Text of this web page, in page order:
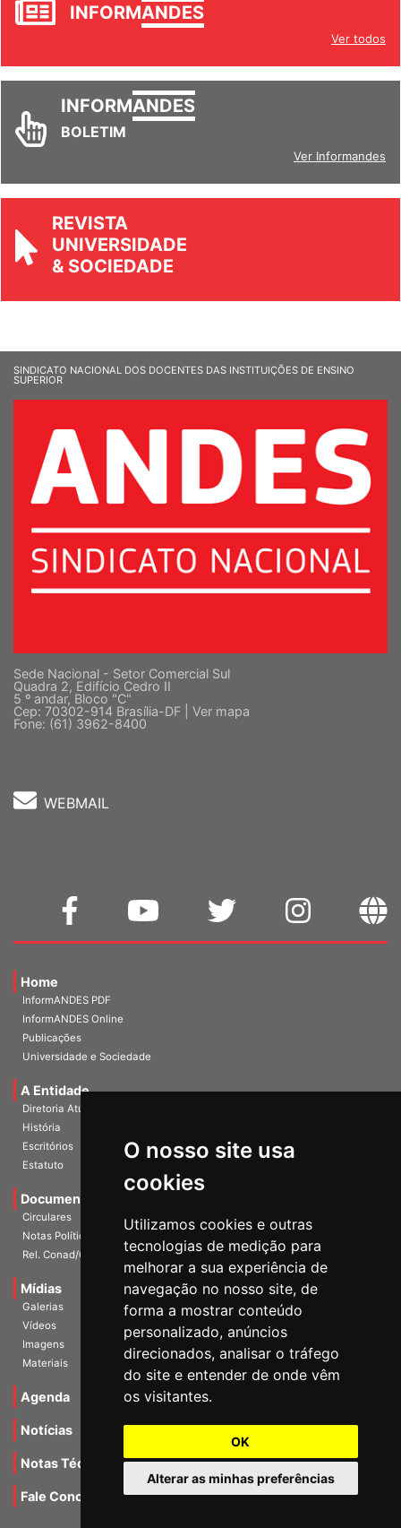
O nosso site usa
cookies
Utilizamos cookies e outras
tecnologias de medição para
melhorar a sua experiência de
navegação no nosso site, de
forma a mostrar conteúdo
personalizado, anúncios
direcionados, analisar o tráfego
do site e entender de onde vêm
os visitantes.
OK
Alterar as minhas preferências
INFORMANDES
Ver todos
INFORMANDES
BOLETIM
Ver Informandes
REVISTA
UNIVERSIDADE
& SOCIEDADE
SINDICATO NACIONAL DOS DOCENTES DAS INSTITUIÇÕES DE ENSINO
SUPERIOR
Sede Nacional - Setor Comercial Sul
Quadra 2, Edifício Cedro II
5 º andar, Bloco "C"
Cep: 70302-914 Brasília-DF | Ver mapa
Fone: (61) 3962-8400
WEBMAIL
Home
InformANDES PDF
InformANDES Online
Publicações
Universidade e Sociedade
A Entidade
Diretoria Atual
História
Escritórios
Estatuto
Documentos
Circulares
Notas Políticas
Rel. Conad/Congresso
Mídias
Galerias
Vídeos
Imagens
Materiais
Agenda
Notícias
Notas Técnicas
Fale Conocsco